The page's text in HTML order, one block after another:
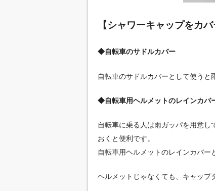
【シャワーキャップをカバ
◆自転車のサドルカバー
自転車のサドルカバーとして使うと
◆自転車用ヘルメットのレインカバ
自転車に乗る人は雨ガッパを用意
おくと便利です。
自転車用ヘルメットのレインカバー
ヘルメットじゃなくても、キャップ